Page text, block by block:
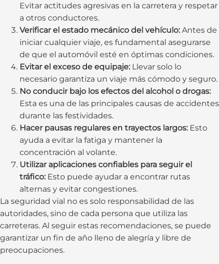
Evitar actitudes agresivas en la carretera y respetar
a otros conductores.
Verificar el estado mecánico del vehículo: Antes de
iniciar cualquier viaje, es fundamental asegurarse
de que el automóvil esté en óptimas condiciones.
Evitar el exceso de equipaje: Llevar solo lo
necesario garantiza un viaje más cómodo y seguro.
No conducir bajo los efectos del alcohol o drogas:
Esta es una de las principales causas de accidentes
durante las festividades.
Hacer pausas regulares en trayectos largos: Esto
ayuda a evitar la fatiga y mantener la
concentración al volante.
Utilizar aplicaciones confiables para seguir el
tráfico: Esto puede ayudar a encontrar rutas
alternas y evitar congestiones.
La seguridad vial no es solo responsabilidad de las
autoridades, sino de cada persona que utiliza las
carreteras. Al seguir estas recomendaciones, se puede
garantizar un fin de año lleno de alegría y libre de
preocupaciones.